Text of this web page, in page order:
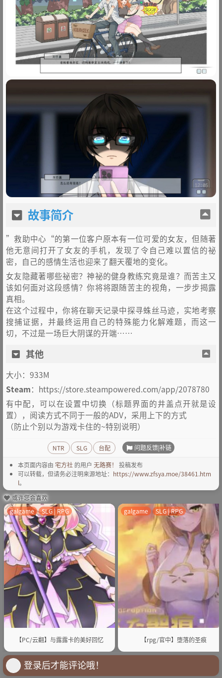
故事简介
”救助中心“的第一位客户原本有一位可爱的女友，但随著
他无意间打开了女友的手机，发现了令自己难以置信的祕
密，自己的感情生活也迎来了翻天覆地的变化。
女友隐藏著哪些祕密？神祕的健身教练究竟是谁？而苦主又
该如何面对这段感情？你将将跟随苦主的视角，一步步揭露
真相。
在这个过程中，你将在聊天记录中探寻蛛丝马迹，实地考察
搜捕证据，并最终运用自己的特殊能力化解难题，而这一
切，不过是一场巨大阴谋的开端……
其他
大小：933M
Steam：https://store.steampowered.com/app/2078780
有中配，可以在设置中切换（标题界面的井盖点开就是设
置），阅读方式不同于一般的ADV，采用上下的方式
（防止个别以为游戏卡住的~特别说明）
NTR SLG 台配 问题反馈|补链
本页面内容由 宅方社 的用户 无路赛！
投稿发布
可以转载，但请务必注明来源地址： https://www.zfsya.moe/38461.htm
l。
或许您会喜欢
【PC/云翻】与露露卡的美好回忆
galgame SLG | RPG
【rpg/官中】堕落的圣痕
galgame SLG | RPG
登录后才能评论哦！